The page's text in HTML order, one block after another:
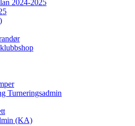
2024-2025
Turneringsadmin
(KA)